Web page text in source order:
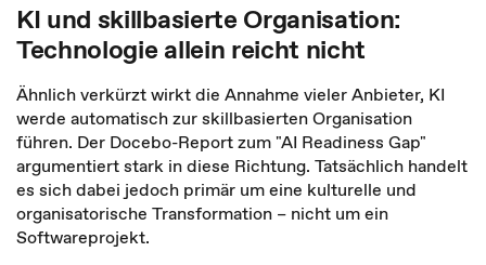
KI und skillbasierte Organisation:
Technologie allein reicht nicht
Ähnlich verkürzt wirkt die Annahme vieler Anbieter, KI
werde automatisch zur skillbasierten Organisation
führen. Der Docebo-Report zum "AI Readiness Gap"
argumentiert stark in diese Richtung. Tatsächlich handelt
es sich dabei jedoch primär um eine kulturelle und
organisatorische Transformation – nicht um ein
Softwareprojekt.